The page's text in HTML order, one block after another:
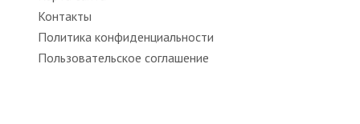
Контакты
Политика конфиденциальности
Пользовательское соглашение